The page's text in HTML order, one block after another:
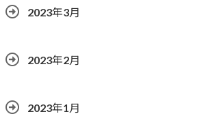
2023年3月
2023年2月
2023年1月